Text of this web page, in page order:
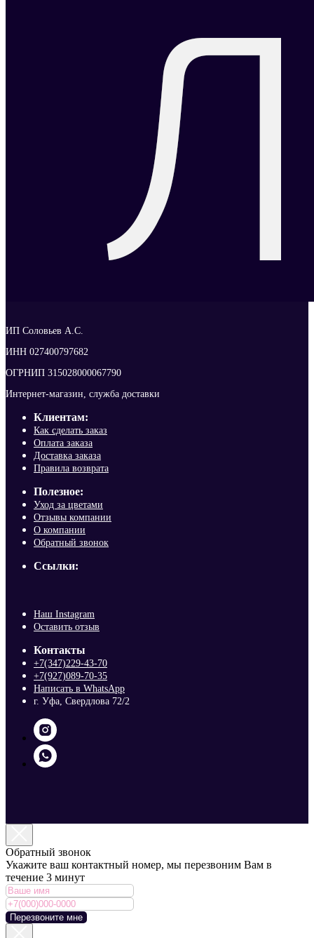
ИП Соловьев А.С.
ИНН 027400797682
ОГРНИП 315028000067790
Интернет-магазин, служба доставки
Клиентам:
Как сделать заказ
Оплата заказа
Доставка заказа
Правила возврата
Полезное:
Уход за цветами
Отзывы компании
О компании
Обратный звонок
Ссылки:
Наш Instagram
Оставить отзыв
Контакты
+7(347)229-43-70
+7(927)089-70-35
Написать в WhatsApp
г. Уфа, Свердлова 72/2
Обратный звонок
Укажите ваш контактный номер, мы перезвоним Вам в
течение 3 минут
Перезвоните мне